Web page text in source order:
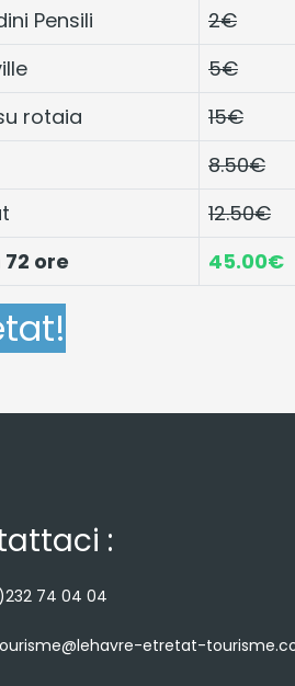
Pensili
2€
5€
rotaia
15€
8.50€
12.50€
ore 45.00€
:
74 04 04
etretat-